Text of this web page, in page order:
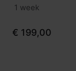
1 week
€ 199,00